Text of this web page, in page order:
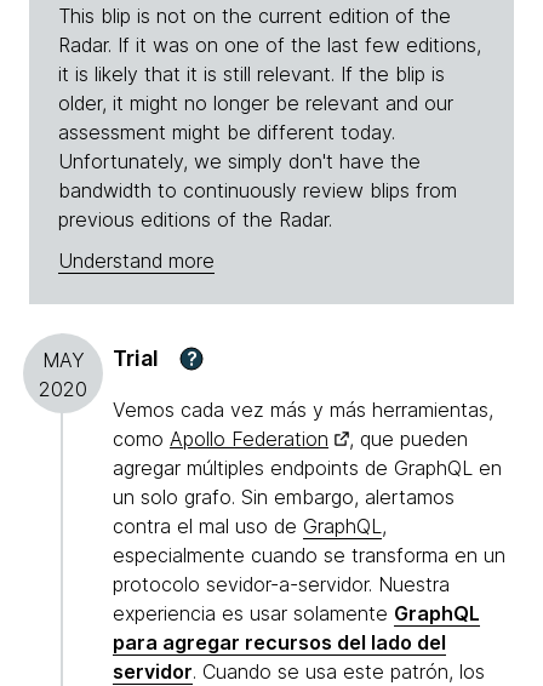
This blip is not on the current edition of the
Radar. If it was on one of the last few editions,
it is likely that it is still relevant. If the blip is
older, it might no longer be relevant and our
assessment might be different today.
Unfortunately, we simply don't have the
bandwidth to continuously review blips from
previous editions of the Radar.
Understand more
MAY
2020
Trial ?
Vemos cada vez más y más herramientas,
como Apollo Federation
, que pueden
agregar múltiples endpoints de GraphQL en
un solo grafo. Sin embargo, alertamos
contra el mal uso de GraphQL,
especialmente cuando se transforma en un
protocolo sevidor-a-servidor. Nuestra
experiencia es usar solamente GraphQL
para agregar recursos del lado del
servidor. Cuando se usa este patrón, los